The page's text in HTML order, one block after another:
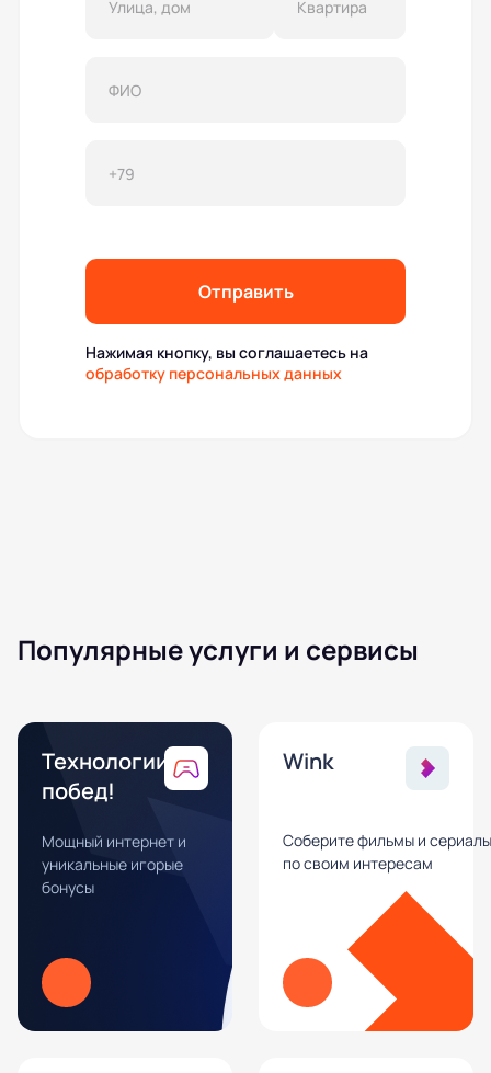
Отправить
Нажимая кнопку, вы соглашаетесь на
обработку персональных данных
Популярные услуги и сервисы
Технологии
побед!
Мощный интернет и
уникальные игорые
бонусы
Wink
Соберите фильмы и сериалы
по своим интересам